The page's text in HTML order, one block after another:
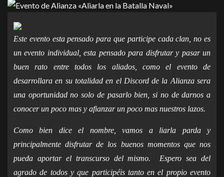
Este evento esta pensado para que participe cada clan, no es
un evento individual, esta pensado para disfrutar y pasar un
buen rato entre todos los aliados, como el evento de
desarrollara en su totalidad en el Discord de la Alianza sera
una oportunidad no solo de pasarlo bien, si no de darnos a
conocer un poco mas y afianzar un poco mas nuestros lazos.
Como bien dice el nombre, vamos a liarla parda y
principalmente disfrutar de los buenos momentos que nos
pueda aportar el transcurso del mismo. Espero sea del
agrado de todos y que participéis tanto en el propio evento